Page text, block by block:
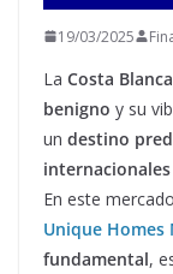
19/03/2025
La Costa Blanca
benigno y su
un destino
internacionales
En este
Unique Homes
fundamental,